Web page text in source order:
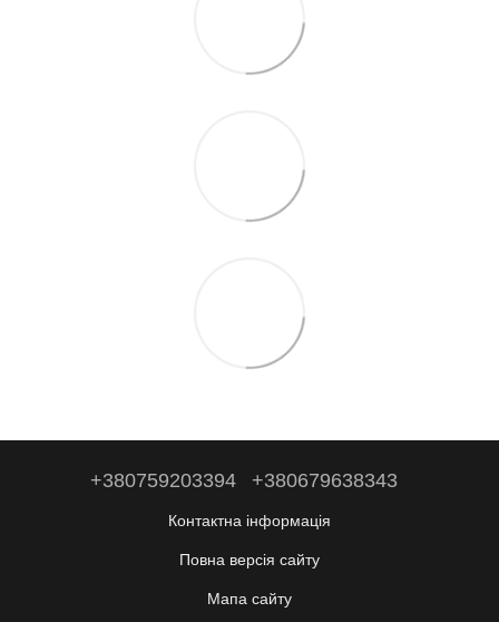
+380759203394 +380679638343
Контактна інформація
Повна версія сайту
Мапа сайту